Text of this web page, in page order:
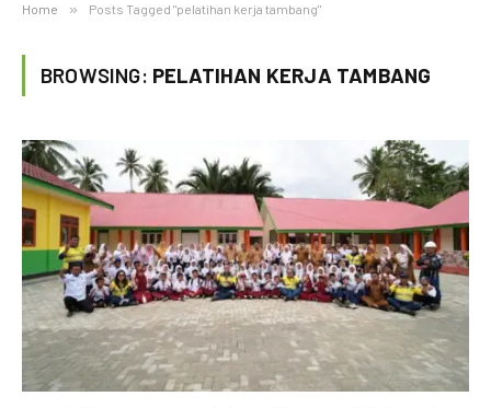
Home » Posts Tagged "pelatihan kerja tambang"
BROWSING: PELATIHAN KERJA TAMBANG